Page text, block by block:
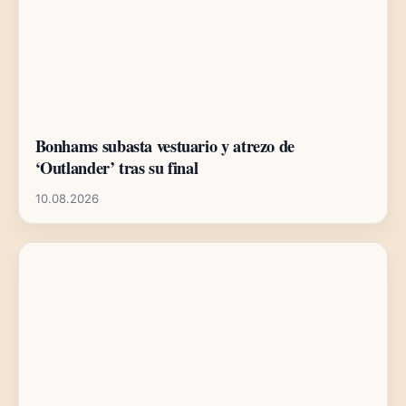
Bonhams subasta vestuario y atrezo de
‘Outlander’ tras su final
10.08.2026